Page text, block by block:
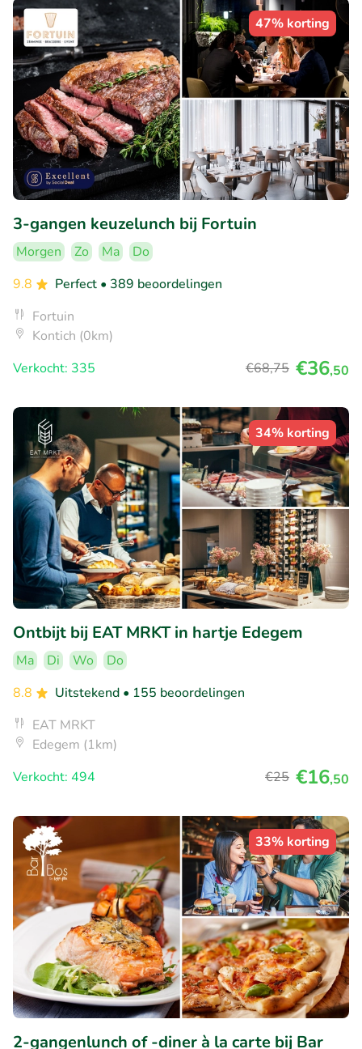
47% korting
3-gangen keuzelunch bij Fortuin
Morgen Zo Ma
Do
9.8
Perfect • 389 beoordelingen
Fortuin
Kontich (0km)
Verkocht: 335
€68,75 €36,50
34% korting
Ontbijt bij EAT MRKT in hartje Edegem
Ma Di Wo
Do
8.8
Uitstekend • 155 beoordelingen
EAT MRKT
Edegem (1km)
Verkocht: 494
€25 €16,50
33% korting
2-gangenlunch of -diner à la carte bij Bar